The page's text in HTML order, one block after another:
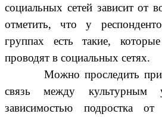
социальных сетей зависит от
отметить, что у
группах есть такие,
проводят в социальных сетях.
Можно проследить
связь между культурным
зависимостью подростка от